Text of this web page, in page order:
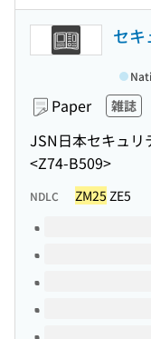
セキ
Paper 雑誌
JSN日本セキュリ
<Z74-B509>
NDLC ZM25 ZE5
Volumes of this title